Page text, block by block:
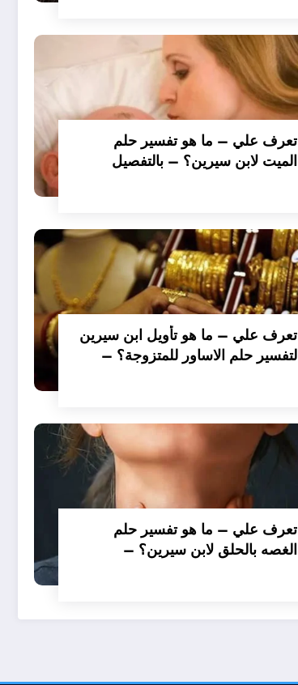
تعرف علي – ما هو تفسير حلم
الميت لابن سيرين؟ – بالتفصيل
تعرف علي – ما هو تأويل ابن سيرين
لتفسير حلم الاساور للمتزوجة؟ –
تعرف علي – ما هو تفسير حلم
الغصه بالحلق لابن سيرين؟ –